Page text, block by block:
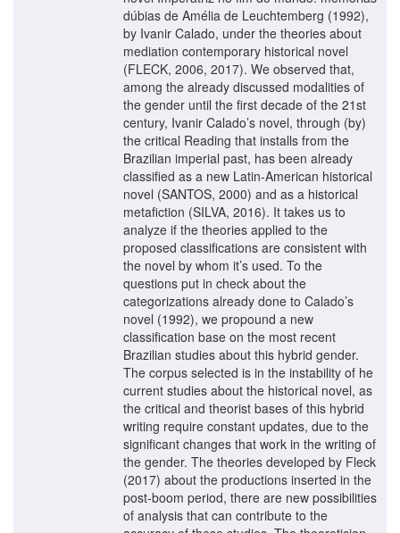
dúbias de Amélia de Leuchtemberg (1992),
by Ivanir Calado, under the theories about
mediation contemporary historical novel
(FLECK, 2006, 2017). We observed that,
among the already discussed modalities of
the gender until the first decade of the 21st
century, Ivanir Calado’s novel, through (by)
the critical Reading that installs from the
Brazilian imperial past, has been already
classified as a new Latin-American historical
novel (SANTOS, 2000) and as a historical
metafiction (SILVA, 2016). It takes us to
analyze if the theories applied to the
proposed classifications are consistent with
the novel by whom it’s used. To the
questions put in check about the
categorizations already done to Calado’s
novel (1992), we propound a new
classification base on the most recent
Brazilian studies about this hybrid gender.
The corpus selected is in the instability of he
current studies about the historical novel, as
the critical and theorist bases of this hybrid
writing require constant updates, due to the
significant changes that work in the writing of
the gender. The theories developed by Fleck
(2017) about the productions inserted in the
post-boom period, there are new possibilities
of analysis that can contribute to the